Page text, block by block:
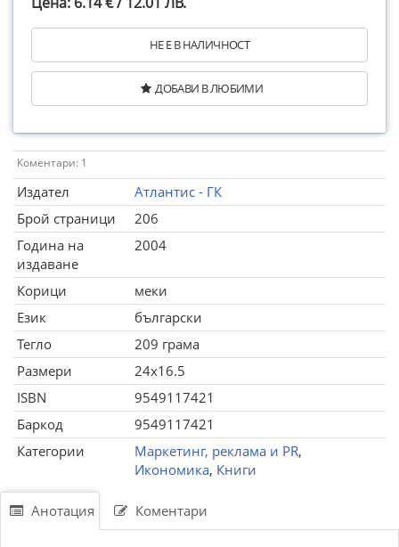
НЕ Е В НАЛИЧНОСТ
ДОБАВИ В ЛЮБИМИ
Коментари: 1
Издател
Атлантис - ГК
Брой страници
206
Година на
издаване
2004
Корици
меки
Език
български
Тегло
209 грама
Размери
24x16.5
ISBN
9549117421
Баркод
9549117421
Категории
Маркетинг, реклама и PR,
Икономика, Книги
Анотация Коментари